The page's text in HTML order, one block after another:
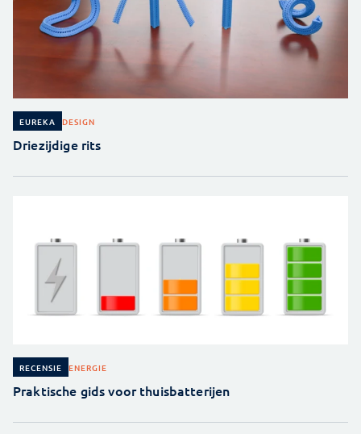
EUREKA DESIGN
Driezijdige rits
RECENSIE ENERGIE
Praktische gids voor thuisbatterijen